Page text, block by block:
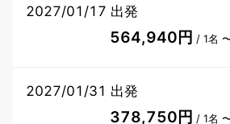
2027/01/17 出発
564,940円 / 1名
2027/01/31 出発
378,750円 / 1名